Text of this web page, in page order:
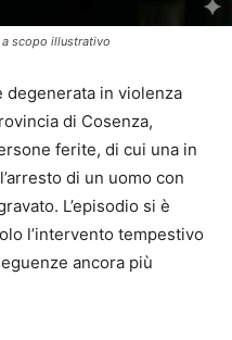
scopo illustrativo
degenerata in violenza
di Cosenza,
ferite, di cui una in
di un uomo con
L’episodio si è
l’intervento tempestivo
ancora più